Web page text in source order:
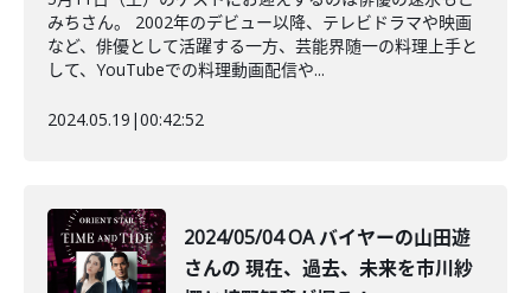
みちさん。 2002年のデビュー以降、テレビドラマや映画
など、俳優として活躍する一方、芸能界随一の料理上手と
して、YouTubeでの料理動画配信や...
2024.05.19 |00:42:52
2024/05/04 OA バイヤーの山田遊
さんの 現在、過去、未来を市川紗